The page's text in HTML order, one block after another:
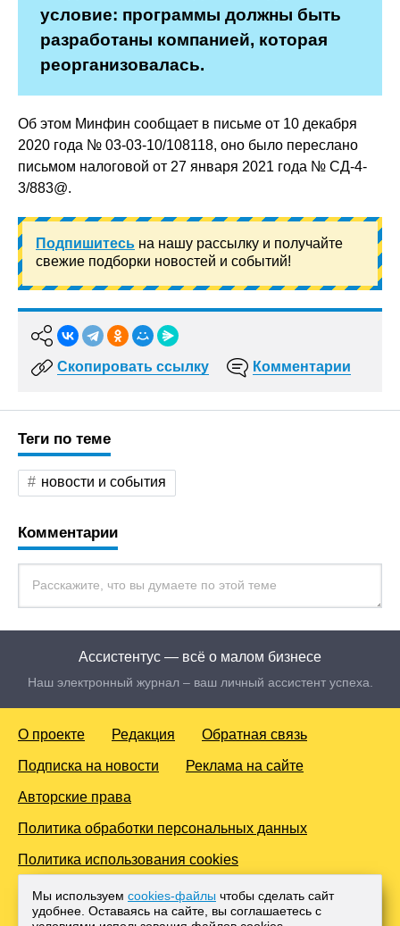
условие: программы должны быть
разработаны компанией, которая
реорганизовалась.
Об этом Минфин сообщает в письме от 10 декабря
2020 года № 03-03-10/108118, оно было переслано
письмом налоговой от 27 января 2021 года № СД-4-
3/883@.
Подпишитесь на нашу рассылку и получайте
свежие подборки новостей и событий!
Скопировать ссылку Комментарии
Теги по теме
новости и события
Комментарии
Ассистентус — всё о малом бизнесе
Наш электронный журнал – ваш личный ассистент успеха.
О проекте Редакция Обратная связь
Подписка на новости Реклама на сайте
Авторские права
Политика обработки персональных данных
Политика использования cookies
© 2016-2026 Все права защищены. Для лиц старше 18 лет.
Любое копирование материалов и тиражирование в сети
Интернет, либо печатных изданиях без согласования с
Мы используем cookies-файлы чтобы сделать сайт
удобнее. Оставаясь на сайте, вы соглашаетесь с